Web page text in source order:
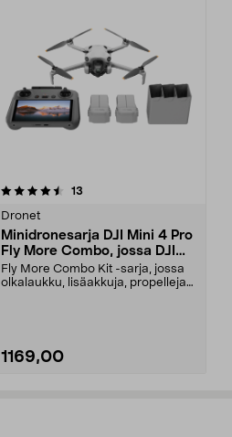
13
Dronet
Minidronesarja DJI Mini 4 Pro
Fly More Combo, jossa DJI
RC2
Fly More Combo Kit -sarja, jossa
olkalaukku, lisäakkuja, propelleja
1169,00
5.0 viidestä